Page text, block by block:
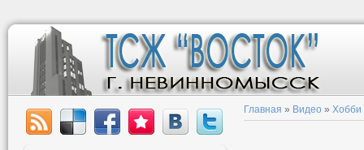
Главная » Видео » Хобби